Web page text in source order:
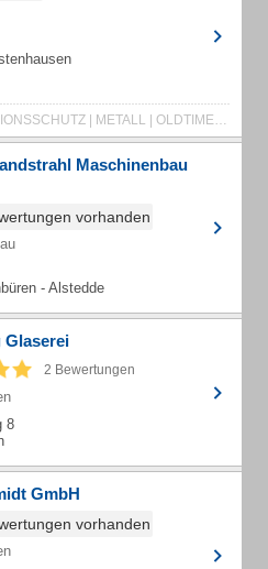
FACHWERK | GLAS | KORROSIONSSCHUTZ | METALL | OLDTIMER | RESTAURATION | SANDSTRAHLEN
Maschinenbau
vorhanden
- Alstedde
Glaserei
2 Bewertungen
8
GmbH
vorhanden